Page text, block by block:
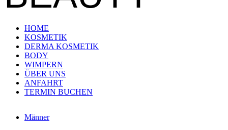
HOME
KOSMETIK
DERMA KOSMETIK
BODY
WIMPERN
ÜBER UNS
ANFAHRT
TERMIN BUCHEN
Männer